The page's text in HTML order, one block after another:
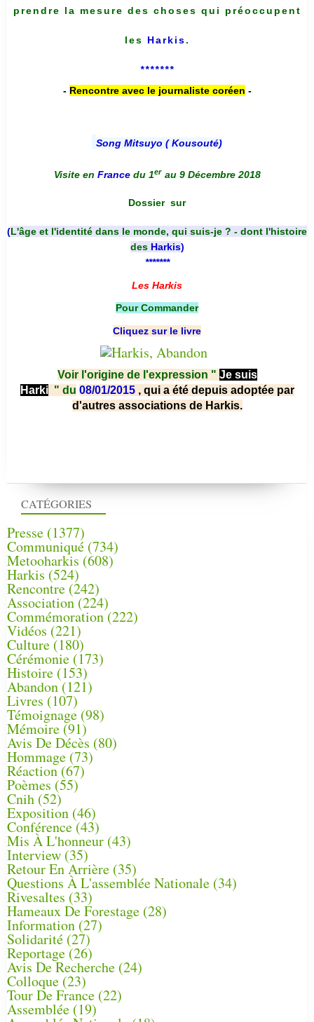
CATÉGORIES
Presse (1377)
Communiqué (734)
Metooharkis (608)
Harkis (524)
Rencontre (242)
Association (224)
Commémoration(222)
Vidéos (221)
Culture(180)
Cérémonie (173)
Histoire (153)
Abandon(121)
Livres (107)
Témoignage (98)
Mémoire (91)
Avis De Décès (80)
Hommage (73)
Réaction(67)
Poèmes (55)
Cnih (52)
Exposition (46)
Conférence(43)
Mis À L'honneur (43)
Interview (35)
Retour En Arrière (35)
Questions À L'assemblée Nationale (34)
Rivesaltes (33)
Hameaux De Forestage (28)
Information (27)
Solidarité (27)
Reportage(26)
Avis De Recherche (24)
Colloque (23)
Tour De France (22)
Assemblée (19)
prendre la mesure des choses qui préoccupent
les Harkis.
*******
- Rencontre avec le journaliste coréen -
Song Mitsuyo ( Kousouté)
Visite en France du 1er au 9 Décembre 2018
Dossier sur
(L'âge et l'identité dans le monde, qui suis-je ? - dont l'histoire
des Harkis)
*******
Les Harkis
Pour Commander
Cliquez sur le livre
Voir l'origine de l'expression " Je suis
Harki " du 08/01/2015 , qui a été depuis adoptée par
d'autres associations de Harkis.